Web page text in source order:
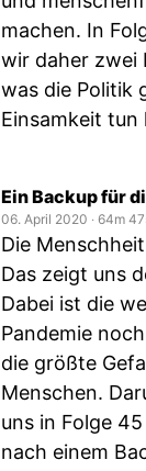
machen. In
wir daher zwei
was die Politik
Einsamkeit tun
Ein Backup für
06. April 2020 ‧ 64m
Die
Das zeigt uns
Dabei ist die
Pandemie
die größte
Menschen.
uns in Folge
nach einem